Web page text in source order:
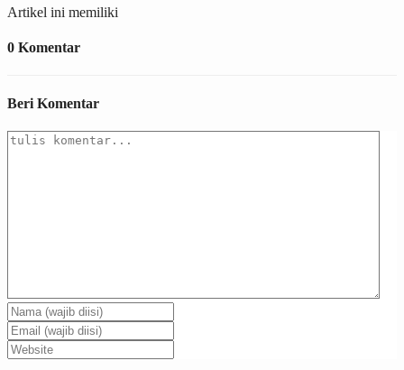
Artikel ini memiliki
0 Komentar
Beri Komentar